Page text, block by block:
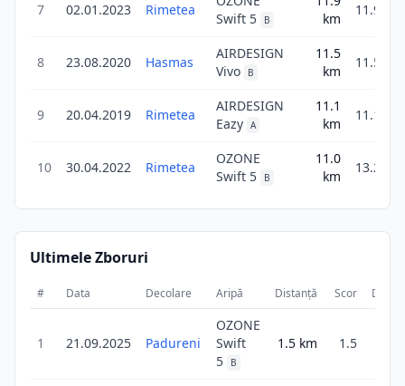
7 02.01.2023 Rimetea
Swift 5
B
km
11.9
8 23.08.2020 Hasmas
AIRDESIGN
Vivo
B
11.5
km
11.5
9 20.04.2019 Rimetea
AIRDESIGN
Eazy A
11.1
km
11.1
10 30.04.2022 Rimetea
OZONE
Swift 5
B
11.0
km
13.2
Ultimele Zboruri
# Data Decolare Aripă Distanță Scor
1 21.09.2025 Padureni
OZONE
Swift
5
B
1.5 km 1.5